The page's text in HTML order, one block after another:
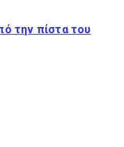
την πίστα του